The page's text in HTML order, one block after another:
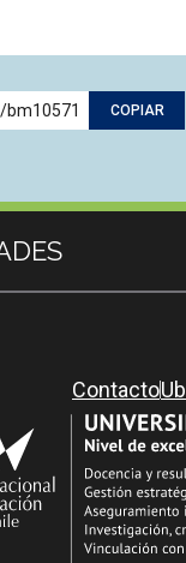
bm10571 COPIAR
Contacto